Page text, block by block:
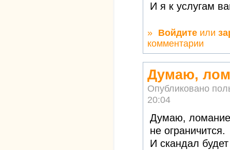
И я к услугам
» Войдите или
комментарии
Думаю,
Опубликовано
20:04
Думаю,
не ограничится.
И скандал